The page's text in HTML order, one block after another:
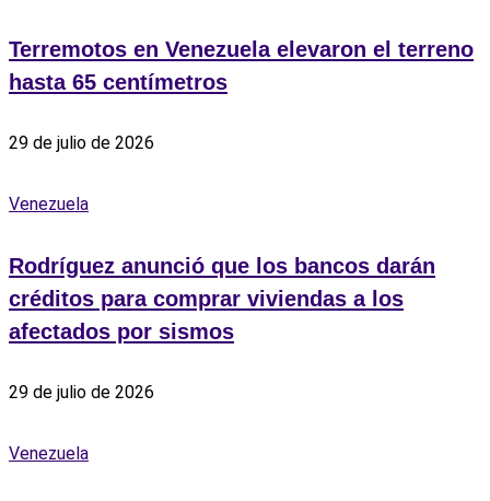
Terremotos en Venezuela elevaron el terreno
hasta 65 centímetros
29 de julio de 2026
Venezuela
Rodríguez anunció que los bancos darán
créditos para comprar viviendas a los
afectados por sismos
29 de julio de 2026
Venezuela